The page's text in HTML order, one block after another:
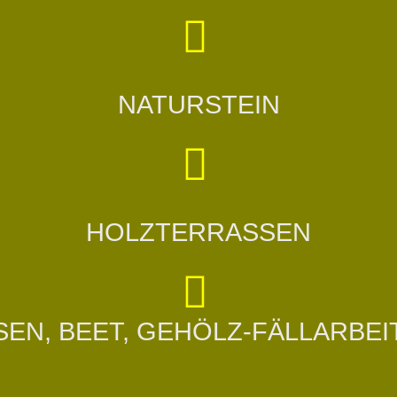
NATURSTEIN
HOLZTERRASSEN
BEET, GEHÖLZ-